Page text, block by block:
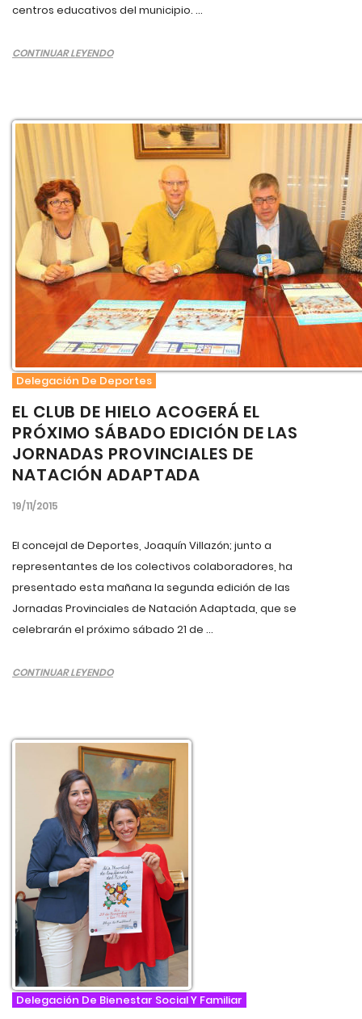
centros educativos del municipio. ...
CONTINUAR LEYENDO
Delegación De Deportes
EL CLUB DE HIELO ACOGERÁ EL
PRÓXIMO SÁBADO EDICIÓN DE LAS
JORNADAS PROVINCIALES DE
NATACIÓN ADAPTADA
19/11/2015
El concejal de Deportes, Joaquín Villazón; junto a
representantes de los colectivos colaboradores, ha
presentado esta mañana la segunda edición de las
Jornadas Provinciales de Natación Adaptada, que se
celebrarán el próximo sábado 21 de ...
CONTINUAR LEYENDO
Delegación De Bienestar Social Y Familiar